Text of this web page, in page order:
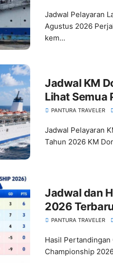
Jadwal Pelayaran
Agustus 2026
kem...
Jadwal KM
Lihat Semua
PANTURA TRAVELER
Jadwal Pelayaran
Tahun 2026 KM
Jadwal dan
2026
PANTURA TRAVELER
Hasil Pertandingan
Championship